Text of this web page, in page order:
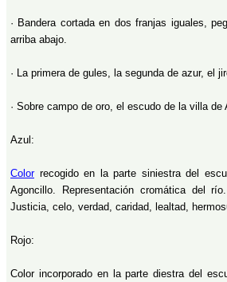
· Bandera cortada en dos franjas iguales,
arriba abajo.
· La primera de gules, la segunda de azur, el
· Sobre campo de oro, el escudo de la villa de
Azul:
Colorrecogido en la parte siniestra del
Agoncillo. Representación cromática del
Justicia, celo, verdad, caridad, lealtad,
Rojo:
Color incorporado en la parte diestra del